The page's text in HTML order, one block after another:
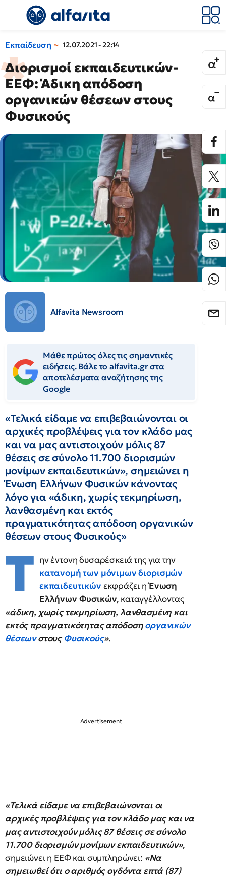
Εκπαίδευση 12.07.2021 - 22:14
Διορισμοί εκπαιδευτικών-
ΕΕΦ: Άδικη απόδοση
οργανικών θέσεων στους
Φυσικούς
Alfavita Newsroom
Μάθε πρώτος όλες τις σημαντικές
ειδήσεις. Βάλε το alfavita.gr στα
αποτελέσματα αναζήτησης της
Google
«Τελικά είδαμε να επιβεβαιώνονται οι
αρχικές προβλέψεις για τον κλάδο μας
και να μας αντιστοιχούν μόλις 87
θέσεις σε σύνολο 11.700 διορισμών
μονίμων εκπαιδευτικών», σημειώνει η
Ένωση Ελλήνων Φυσικών κάνοντας
λόγο για «άδικη, χωρίς τεκμηρίωση,
λανθασμένη και εκτός
πραγματικότητας απόδοση οργανικών
θέσεων στους Φυσικούς»
Τ ην έντονη δυσαρέσκειά της για την
κατανομή των μόνιμων διορισμών
εκπαιδευτικών εκφράζει ηΈνωση
Ελλήνων Φυσικών, καταγγέλλοντας
«άδικη, χωρίς τεκμηρίωση, λανθασμένη και
εκτός πραγματικότητας απόδοσηοργανικών
θέσεωνστους Φυσικούς».
«Τελικά είδαμε να επιβεβαιώνονται οι
αρχικές προβλέψεις για τον κλάδο μας και να
μας αντιστοιχούν μόλις 87 θέσεις σε σύνολο
11.700 διορισμών μονίμων εκπαιδευτικών»,
σημειώνει η ΕΕΦ και συμπληρώνει: «Να
σημειωθεί ότι ο αριθμός ογδόντα επτά (87)